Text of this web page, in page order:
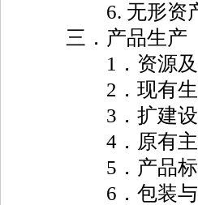
6. 无形资
三．产品生产
1．资源及原
2．现有生产
3．扩建设施
4．原有主要
5．产品标准
6．包装与